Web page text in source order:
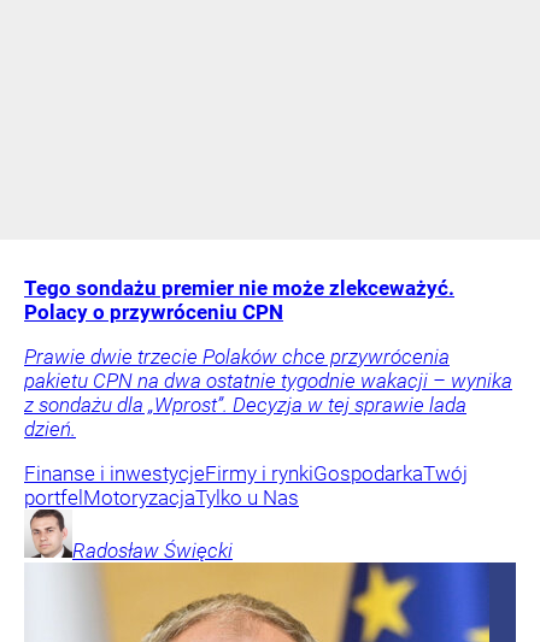
Tego sondażu premier nie może zlekceważyć.
Polacy o przywróceniu CPN
Prawie dwie trzecie Polaków chce przywrócenia
pakietu CPN na dwa ostatnie tygodnie wakacji – wynika
z sondażu dla „Wprost”. Decyzja w tej sprawie lada
dzień.
Finanse i inwestycjeFirmy i rynkiGospodarkaTwój
portfel MotoryzacjaTylko u Nas
Radosław Święcki